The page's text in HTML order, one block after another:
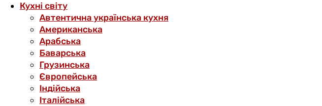
Кухні світу
Автентична українська кухня
Американська
Арабська
Баварська
Грузинська
Європейська
Індійська
Італійська